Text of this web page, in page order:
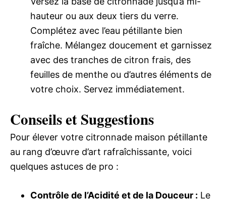
hauteur ou aux deux tiers du verre.
Complétez avec l’eau pétillante bien
fraîche. Mélangez doucement et garnissez
avec des tranches de citron frais, des
feuilles de menthe ou d’autres éléments de
votre choix. Servez immédiatement.
Conseils et Suggestions
Pour élever votre citronnade maison pétillante
au rang d’œuvre d’art rafraîchissante, voici
quelques astuces de pro :
Contrôle de l’Acidité et de la Douceur : Le